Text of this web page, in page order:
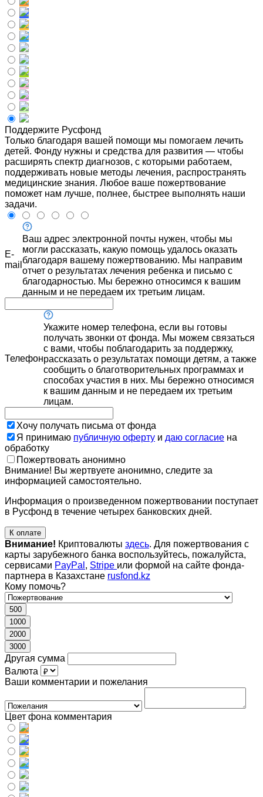
Поддержите Русфонд
Только благодаря вашей помощи мы помогаем лечить
детей. Фонду нужны и средства для развития — чтобы
расширять спектр диагнозов, с которыми работаем,
поддерживать новые методы лечения, распространять
медицинские знания. Любое ваше пожертвование
поможет нам лучше, полнее, быстрее выполнять наши
задачи.
E-
mail
Ваш адрес электронной почты нужен, чтобы мы
могли рассказать, какую помощь удалось оказать
благодаря вашему пожертвованию. Мы направим
отчет о результатах лечения ребенка и письмо с
благодарностью. Мы бережно относимся к вашим
данным и не передаем их третьим лицам.
Телефон
Укажите номер телефона, если вы готовы
получать звонки от фонда. Мы можем связаться
с вами, чтобы поблагодарить за поддержку,
рассказать о результатах помощи детям, а также
сообщить о благотворительных программах и
способах участия в них. Мы бережно относимся
к вашим данным и не передаем их третьим
лицам.
Хочу получать письма от фонда
Я принимаю публичную оферту и даю согласие на
обработку
Пожертвовать анонимно
Внимание! Вы жертвуете анонимно, следите за
информацией самостоятельно.
Информация о произведенном пожертвовании поступает
в Русфонд в течение четырех банковских дней.
К оплате
Внимание! Криптовалюты здесь. Для пожертвования с
карты зарубежного банка воспользуйтесь, пожалуйста,
сервисами PayPal , Stripe или формой на сайте фонда-
партнера в Казахстане rusfond.kz
Кому помочь?
500
1000
2000
3000
Другая сумма
Валюта
Ваши комментарии и пожелания
Цвет фона комментария